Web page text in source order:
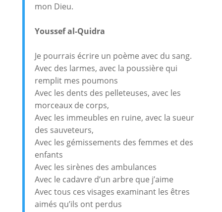
mon Dieu.
Youssef al-Quidra
Je pourrais écrire un poème avec du sang.
Avec des larmes, avec la poussière qui
remplit mes poumons
Avec les dents des pelleteuses, avec les
morceaux de corps,
Avec les immeubles en ruine, avec la sueur
des sauveteurs,
Avec les gémissements des femmes et des
enfants
Avec les sirènes des ambulances
Avec le cadavre d’un arbre que j’aime
Avec tous ces visages examinant les êtres
aimés qu’ils ont perdus